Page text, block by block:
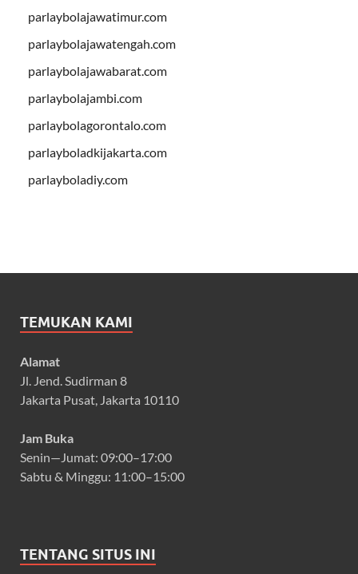
parlaybolajawatimur.com
parlaybolajawatengah.com
parlaybolajawabarat.com
parlaybolajambi.com
parlaybolagorontalo.com
parlayboladkijakarta.com
parlayboladiy.com
TEMUKAN KAMI
Alamat
Jl. Jend. Sudirman 8
Jakarta Pusat, Jakarta 10110
Jam Buka
Senin—Jumat: 09:00–17:00
Sabtu & Minggu: 11:00–15:00
TENTANG SITUS INI